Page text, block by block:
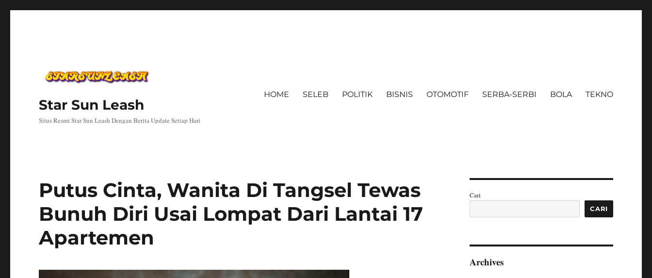
Star Sun Leash
Situs Resmi Star Sun Leash Dengan Berita Update Setiap Hari
HOME SELEB POLITIK BISNIS OTOMOTIF SERBA-SERBI BOLA TEKNO
Putus Cinta, Wanita Di Tangsel Tewas
Bunuh Diri Usai Lompat Dari Lantai 17
Apartemen
Cari
CARI
Archives